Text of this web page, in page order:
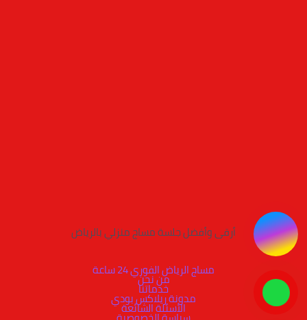
أرقى وأفضل جلسة مساج منزلي بالرياض
مساج الرياض الفوري 24 ساعة
من نحن
خدماتنا
مدونة ريلاكس بودي
الأسئلة الشائعة